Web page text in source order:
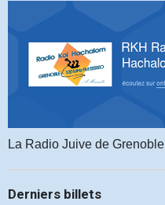
La Radio Juive de Grenoble
Derniers billets